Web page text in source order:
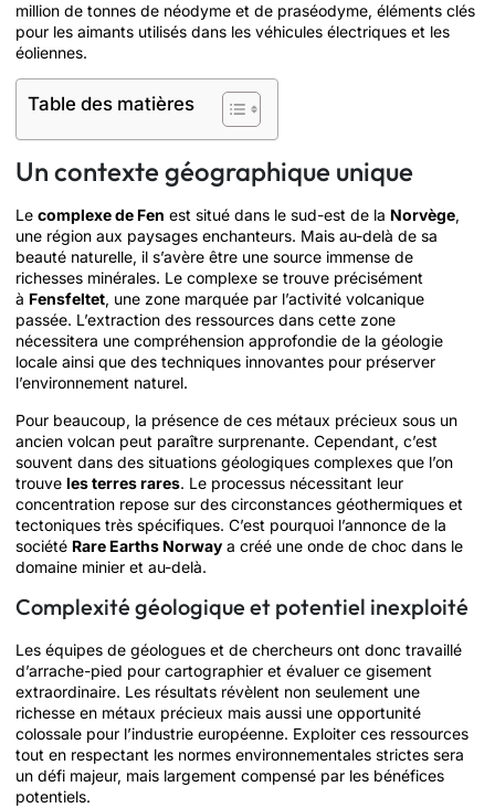
million de tonnes de néodyme et de praséodyme, éléments clés
pour les aimants utilisés dans les véhicules électriques et les
éoliennes.
Table des matières
Un contexte géographique unique
Le complexe de Fen est situé dans le sud-est de la Norvège,
une région aux paysages enchanteurs. Mais au-delà de sa
beauté naturelle, il s’avère être une source immense de
richesses minérales. Le complexe se trouve précisément
à Fensfeltet, une zone marquée par l’activité volcanique
passée. L’extraction des ressources dans cette zone
nécessitera une compréhension approfondie de la géologie
locale ainsi que des techniques innovantes pour préserver
l’environnement naturel.
Pour beaucoup, la présence de ces métaux précieux sous un
ancien volcan peut paraître surprenante. Cependant, c’est
souvent dans des situations géologiques complexes que l’on
trouve les terres rares. Le processus nécessitant leur
concentration repose sur des circonstances géothermiques et
tectoniques très spécifiques. C’est pourquoi l’annonce de la
société Rare Earths Norway a créé une onde de choc dans le
domaine minier et au-delà.
Complexité géologique et potentiel inexploité
Les équipes de géologues et de chercheurs ont donc travaillé
d’arrache-pied pour cartographier et évaluer ce gisement
extraordinaire. Les résultats révèlent non seulement une
richesse en métaux précieux mais aussi une opportunité
colossale pour l’industrie européenne. Exploiter ces ressources
tout en respectant les normes environnementales strictes sera
un défi majeur, mais largement compensé par les bénéfices
potentiels.